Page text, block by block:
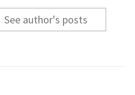
See author's posts